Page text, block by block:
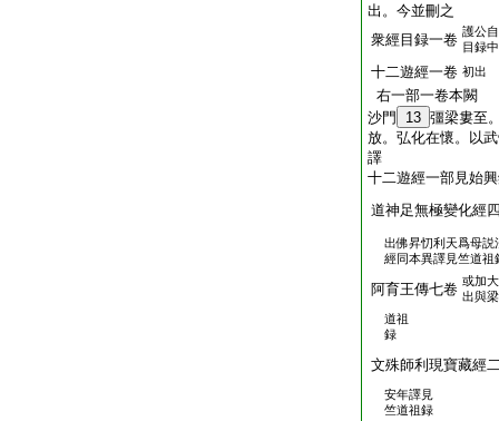
出。今並刪之
衆經目録一卷 護公
目録
十二遊經一卷 初出
右一部一卷本闕
沙門
13 彊梁婁至
放。弘化在懷。以
譯
十二遊經一部見始
道神足無極變化經
出佛昇忉利天爲母説
經同本異譯見竺道祖
阿育王傳七卷 或加
出與
道祖
録
文殊師利現寶藏經
安年譯見
竺道祖録